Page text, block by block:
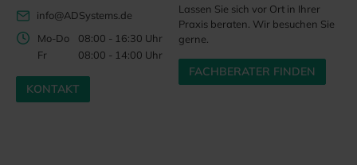
info@ADSystems.de
Mo-Do
08:00 - 16:30 Uhr
Fr
08:00 - 14:00 Uhr
KONTAKT
Lassen Sie sich vor Ort in Ihrer
Praxis beraten. Wir besuchen Sie
gerne.
FACHBERATER FINDEN